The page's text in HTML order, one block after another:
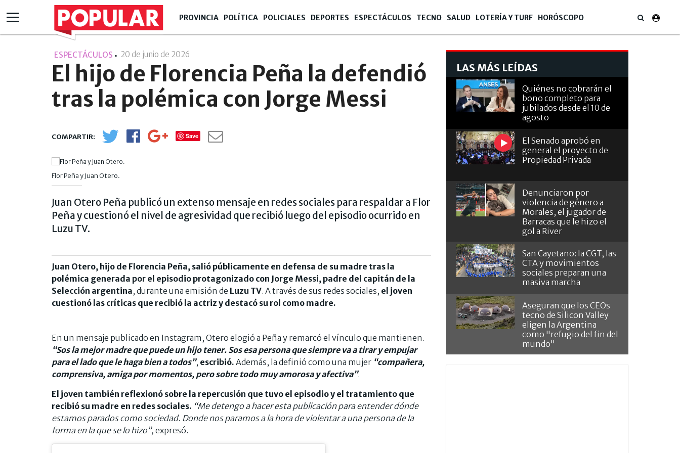
PROVINCIA POLÍTICA POLICIALES DEPORTES ESPECTÁCULOS TECNO SALUD LOTERÍA Y TURF HORÓSCOPO
ESPECTÁCULOS 20 de junio de 2026
El hijo de Florencia Peña la defendió
tras la polémica con Jorge Messi
Save
Flor Peña y Juan Otero.
Juan Otero Peña publicó un extenso mensaje en redes sociales para respaldar a Flor
Peña y cuestionó el nivel de agresividad que recibió luego del episodio ocurrido en
Luzu TV.
Juan Otero, hijo de Florencia Peña, salió públicamente en defensa de su madre tras la
polémica generada por el episodio protagonizado con Jorge Messi, padre del capitán de la
Selección argentina, durante una emisión de Luzu TV. A través de sus redes sociales, el joven
cuestionó las críticas que recibió la actriz y destacó su rol como madre.
En un mensaje publicado en Instagram, Otero elogió a Peña y remarcó el vínculo que mantienen.
“Sos la mejor madre que puede un hijo tener. Sos esa persona que siempre va a tirar y empujar
para el lado que le haga bien a todos”, escribió. Además, la definió como una mujer “compañera,
comprensiva, amiga por momentos, pero sobre todo muy amorosa y afectiva”.
El joven también reflexionó sobre la repercusión que tuvo el episodio y el tratamiento que
recibió su madre en redes sociales. “Me detengo a hacer esta publicación para entender dónde
estamos parados como sociedad. Donde nos paramos a la hora de violentar a una persona de la
forma en la que se lo hizo”, expresó.
LAS MÁS LEÍDAS
Quiénes no cobrarán el
bono completo para
jubilados desde el 10 de
agosto
El Senado aprobó en
general el proyecto de
Propiedad Privada
Denunciaron por
violencia de género a
Morales, el jugador de
Barracas que le hizo el
gol a River
San Cayetano: la CGT, las
CTA y movimientos
sociales preparan una
masiva marcha
Aseguran que los CEOs
tecno de Silicon Valley
eligen la Argentina
como "refugio del fin del
mundo"